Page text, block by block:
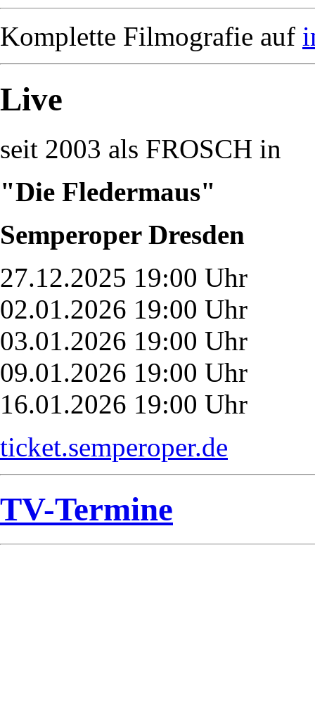
Komplette Filmografie auf
Live
seit 2003 als FROSCH in
"Die Fledermaus"
Semperoper Dresden
27.12.2025 19:00 Uhr
02.01.2026 19:00 Uhr
03.01.2026 19:00 Uhr
09.01.2026 19:00 Uhr
16.01.2026 19:00 Uhr
ticket.semperoper.de
TV-Termine